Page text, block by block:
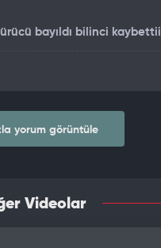
bayıldı bilinci kaybettii
yorum görüntüle
Videolar